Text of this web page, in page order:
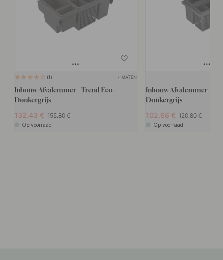
1 + MATEN
Inbouw Afvalemmer - Trend Eco -
Donkergrijs
132.43 155.80
Op voorraad
Inbouw Afvalemmer -
Donkergrijs
102.68 120.80
Op voorraad